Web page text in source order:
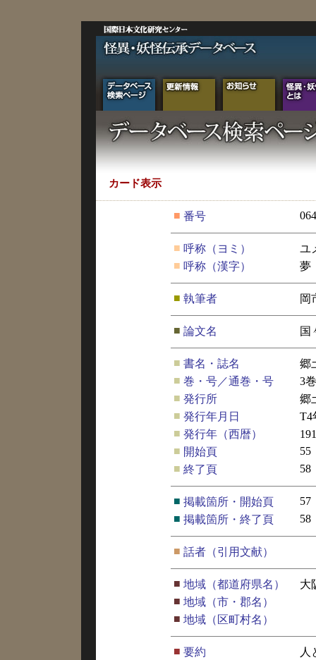
カード表示
■ 番号
■ 呼称（ヨミ）
ユ
■ 呼称（漢字） 夢
■ 執筆者 岡
■ 論文名 国
■ 書名・誌名
郷
■ 巻・号／通巻・号
3
■ 発行所
郷
■ 発行年月日
T4
■ 発行年（西暦）
■ 開始頁
55
■ 終了頁 58
■ 掲載箇所・開始頁
57
■ 掲載箇所・終了頁 58
■ 話者（引用文献）
■ 地域（都道府県名）
大
■ 地域（市・郡名）
■ 地域（区町村名）
■ 要約
人